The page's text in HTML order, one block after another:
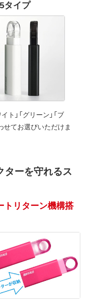
タイプ
ト」「グリーン」「ブ
せてお選びいただけま
ターを守れるス
トリターン機構搭